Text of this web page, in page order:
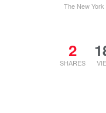
The New
2
SHARES